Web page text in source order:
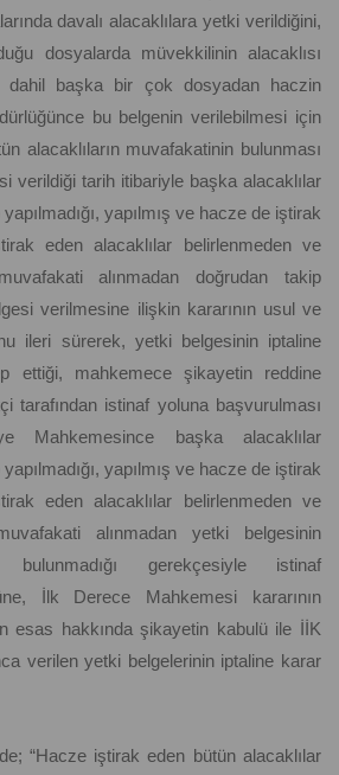
davalı alacaklılara yetki verildiğini,
dosyalarda müvekkilinin alacaklısı
dahil başka bir çok dosyadan haczin
bu belgenin verilebilmesi için
alacaklıların muvafakatinin bulunması
verildiği tarih itibariyle başka alacaklılar
yapılmış ve hacze de iştirak
eden alacaklılar belirlenmeden ve
alınmadan doğrudan takip
verilmesine ilişkin kararının usul ve
ileri sürerek, yetki belgesinin iptaline
ettiği, mahkemece şikayetin reddine
tarafından istinaf yoluna başvurulması
Mahkemesince başka alacaklılar
yapılmış ve hacze de iştirak
eden alacaklılar belirlenmeden ve
alınmadan yetki belgesinin
gerekçesiyle istinaf
İlk Derece Mahkemesi kararının
esas hakkında şikayetin kabulü ile İİK
verilen yetki belgelerinin iptaline karar
“Hacze iştirak eden bütün alacaklılar